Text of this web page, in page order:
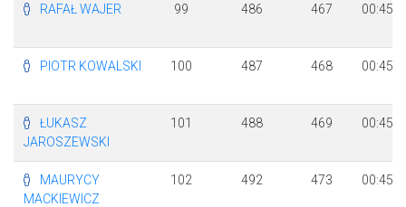
RAFAŁ WAJER 99 486 467
PIOTR KOWALSKI 100 487 468
ŁUKASZ
JAROSZEWSKI
101 488 469
MAURYCY
MACKIEWICZ
102 492 473